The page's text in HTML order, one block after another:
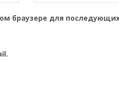
браузере для